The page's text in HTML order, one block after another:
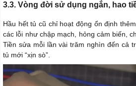
3.3. Vòng đời sử dụng ngắn, hao
Hầu hết tủ cũ chỉ hoạt động ổn định
các lỗi như chập mạch, hỏng cảm biến,
Tiền sửa mỗi lần vài trăm nghìn đến cả
tủ mới “xịn sò”.